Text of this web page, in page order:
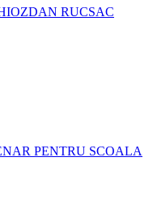
RUCSAC
PENTRU SCOALA